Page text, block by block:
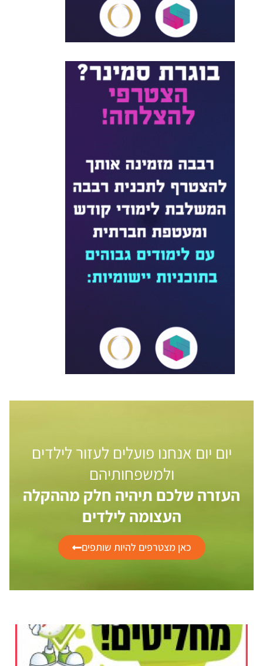
יום יום אנחנו פועלים לעזור לילדים
ולמשפחותיהם
העזרה שלכם תיהיה חלק מההקלה
העצומה לילדים
כאן מצטרפים להיות שותפים